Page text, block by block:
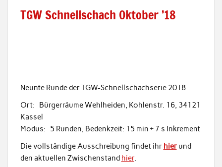
TGW Schnellschach Oktober ’18
Neunte Runde der TGW-Schnellschachserie 2018
Ort: Bürgerräume Wehlheiden, Kohlenstr. 16, 34121
Kassel
Modus: 5 Runden, Bedenkzeit: 15 min + 7 s Inkrement
Die vollständige Ausschreibung findet ihr hierund
den aktuellen Zwischenstand hier.